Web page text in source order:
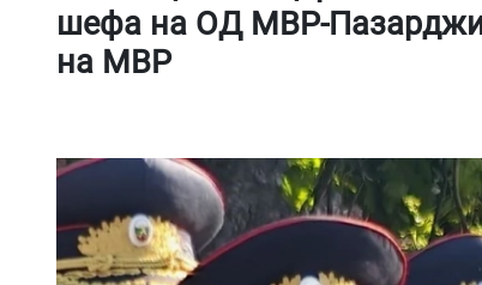
шефа на ОД МВР-
на МВР